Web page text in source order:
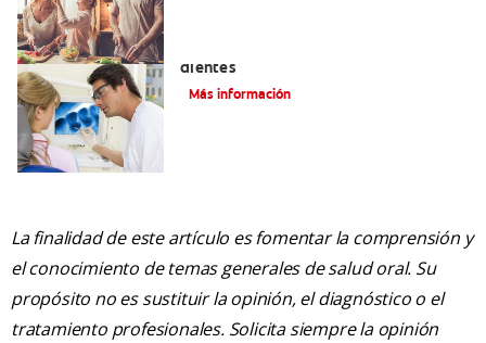
dientes
Más información
La finalidad de este artículo es fomentar la comprensión y
el conocimiento de temas generales de salud oral. Su
propósito no es sustituir la opinión, el diagnóstico o el
tratamiento profesionales. Solicita siempre la opinión